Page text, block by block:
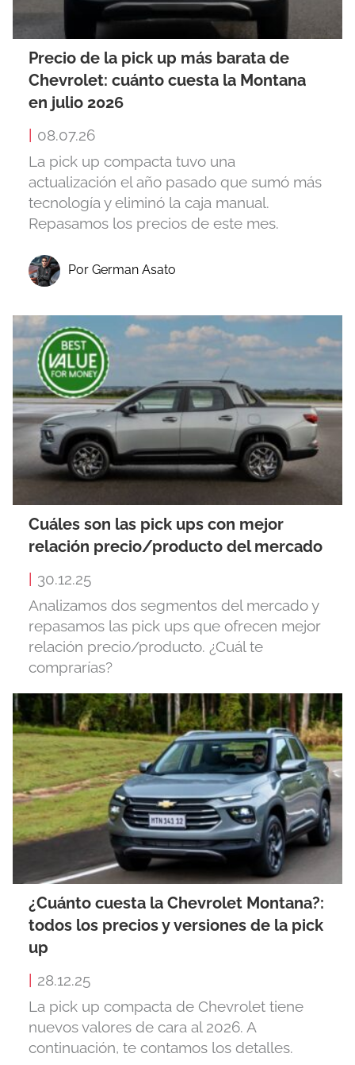
Precio de la pick up más barata de
Chevrolet: cuánto cuesta la Montana
en julio 2026
| 08.07.26
La pick up compacta tuvo una
actualización el año pasado que sumó más
tecnología y eliminó la caja manual.
Repasamos los precios de este mes.
Por German Asato
Cuáles son las pick ups con mejor
relación precio/producto del mercado
30.12.25
Analizamos dos segmentos del mercado y
repasamos las pick ups que ofrecen mejor
relación precio/producto. ¿Cuál te
comprarías?
¿Cuánto cuesta la Chevrolet Montana?:
todos los precios y versiones de la pick
up
28.12.25
La pick up compacta de Chevrolet tiene
nuevos valores de cara al 2026. A
continuación, te contamos los detalles.